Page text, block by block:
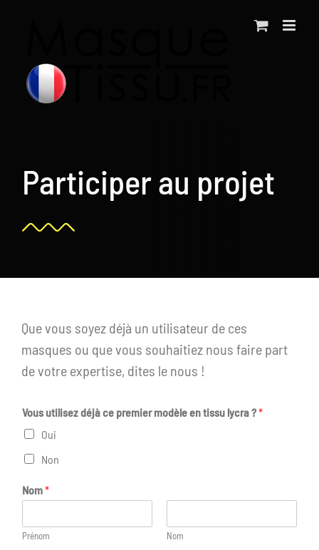
Participer au projet
Que vous soyez déjà un utilisateur de ces
masques ou que vous souhaitiez nous faire part
de votre expertise, dites le nous !
Vous utilisez déjà ce premier modèle en tissu lycra ?*
Oui
Non
Nom*
Prénom Nom